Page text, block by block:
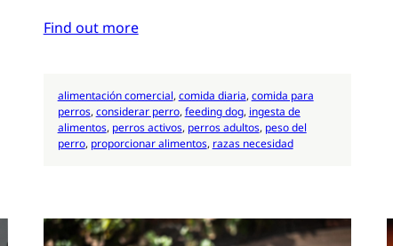
Find out more
alimentación comercial, comida diaria, comida para
perros, considerar perro, feeding dog, ingesta de
alimentos, perros activos, perros adultos, peso del
perro, proporcionar alimentos, razas necesidad